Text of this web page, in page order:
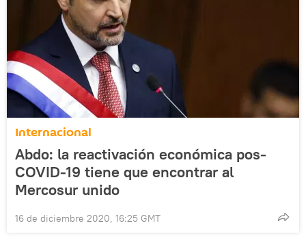
Internacional
Abdo: la reactivación económica pos-
COVID-19 tiene que encontrar al
Mercosur unido
16 de diciembre 2020, 16:25 GMT